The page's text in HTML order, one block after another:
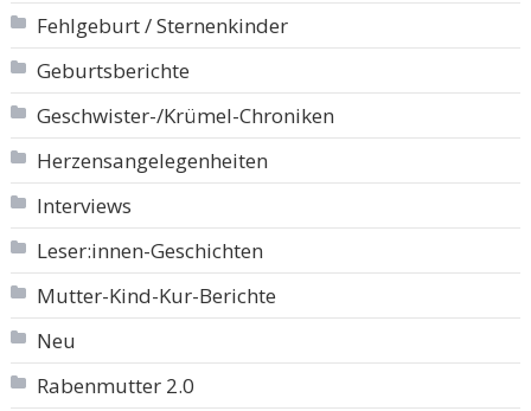
Fehlgeburt / Sternenkinder
Geburtsberichte
Geschwister-/Krümel-Chroniken
Herzensangelegenheiten
Interviews
Leser:innen-Geschichten
Mutter-Kind-Kur-Berichte
Neu
Rabenmutter 2.0